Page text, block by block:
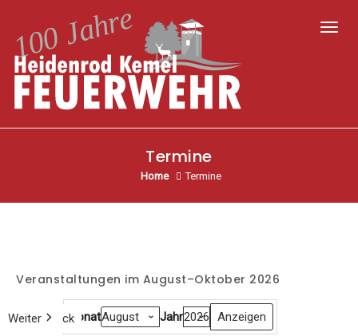
Termine
Home Termine
Veranstaltungen im August–Oktober 2026
Zurück
Heute
Weiter Monat Jahr